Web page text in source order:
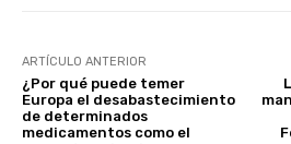
ARTÍCULO ANTERIOR
¿Por qué puede temer
Europa el desabastecimiento
de determinados
medicamentos como el